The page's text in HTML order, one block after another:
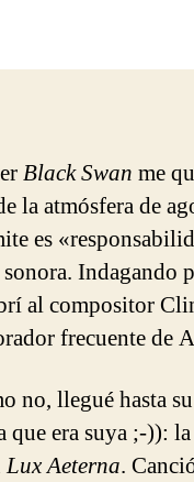
Black Swan me
la atmósfera de
es
Indagando
al compositor
frecuente de
no, llegué hasta
era suya ;-)):
Lux Aeterna.